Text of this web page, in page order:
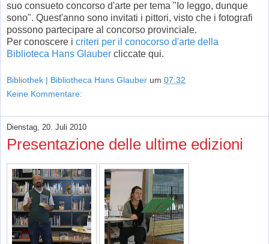
suo consueto concorso d'arte per tema "Io leggo, dunque
sono". Quest'anno sono invitati i pittori, visto che i fotografi
possono partecipare al concorso provinciale.
Per conoscere i criteri per il conocorso d'arte della
Biblioteca Hans Glauber cliccate qui.
Bibliothek | Bibliotheca Hans Glauber um 07:32
Keine Kommentare:
Dienstag, 20. Juli 2010
Presentazione delle ultime edizioni